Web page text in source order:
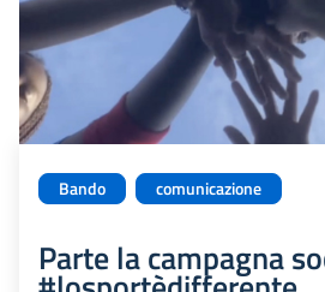
Bando comunicazione
Parte la campagna